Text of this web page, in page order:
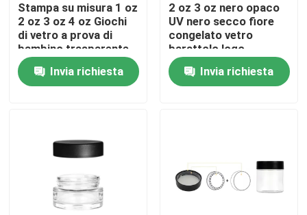
Controllo di qualità
Contattici
Barattoli di vetro del concentrato
Stampa su misura 1 oz
2 oz 3 oz 4 oz Giochi
di vetro a prova di
bambino trasparente
3 oz Giochi di vetro a
lato retto Giochi di
vetro a prova di
Invia richiesta
2 oz 3 oz nero opaco
UV nero secco fiore
congelato vetro
barattolo logo
personalizzato
antiodore a prova di
bambino sicurezza
Invia richiesta